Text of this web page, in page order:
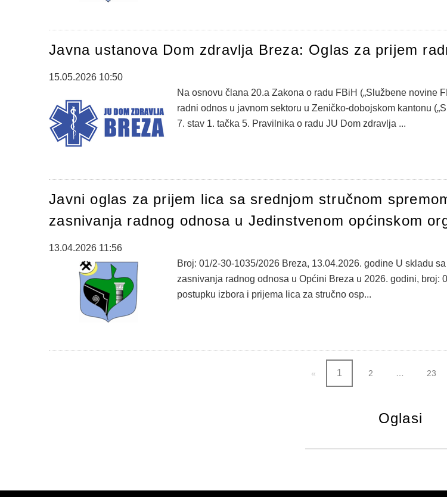
Javna ustanova Dom zdravlja Breza: Oglas za prijem
15.05.2026 10:50
Na osnovu člana 20.a Zakona o radu FBiH („Službene novine
radni odnos u javnom sektoru u Zeničko-dobojskom kantonu
7. stav 1. tačka 5. Pravilnika o radu JU Dom zdravlja ...
Javni oglas za prijem lica sa srednjom stručnom
zasnivanja radnog odnosa u Jedinstvenom općinskom
13.04.2026 11:56
Broj: 01/2-30-1035/2026 Breza, 13.04.2026. godine U skladu
zasnivanja radnog odnosa u Općini Breza u 2026. godini,
postupku izbora i prijema lica za stručno osp...
1 2 23
Oglasi